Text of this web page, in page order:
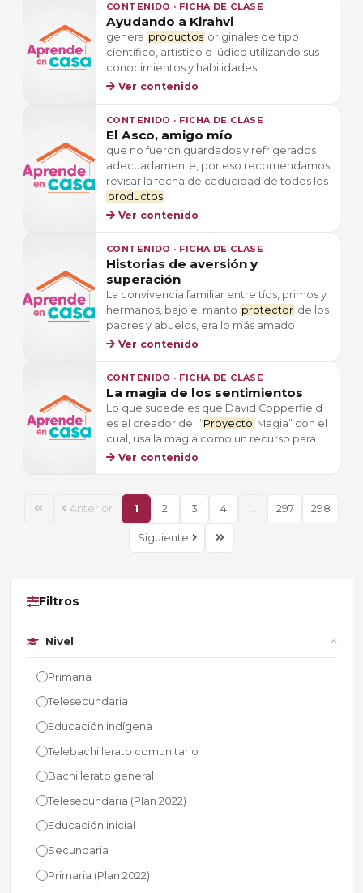
CONTENIDO · FICHA DE CLASE
Ayudando a Kirahvi
genera productos originales de tipo
científico, artístico o lúdico utilizando sus
conocimientos y habilidades.
Ver contenido
CONTENIDO · FICHA DE CLASE
El Asco, amigo mío
que no fueron guardados y refrigerados
adecuadamente, por eso recomendamos
revisar la fecha de caducidad de todos los
productos
Ver contenido
CONTENIDO · FICHA DE CLASE
Historias de aversión y
superación
La convivencia familiar entre tíos, primos y
hermanos, bajo el manto protector de los
padres y abuelos, era lo más amado
Ver contenido
CONTENIDO · FICHA DE CLASE
La magia de los sentimientos
Lo que sucede es que David Copperfield
es el creador del “ Proyecto Magia” con el
cual, usa la magia como un recurso para
Ver contenido
Anterior 1 2 3 4 ... 297 298
Siguiente
Filtros
Nivel
Primaria
Telesecundaria
Educación indígena
Telebachillerato comunitario
Bachillerato general
Telesecundaria (Plan 2022)
Educación inicial
Secundaria
Primaria (Plan 2022)